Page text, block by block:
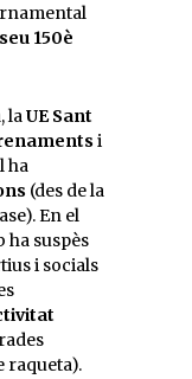
150è
la UE Sant
i
ha
(des de la
En el
ha suspès
i socials
raqueta).